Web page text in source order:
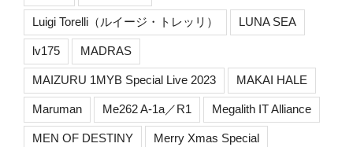
Luigi Torelli（ルイージ・トレッリ） LUNA SEA
lv175 MADRAS
MAIZURU 1MYB Special Live 2023 MAKAI HALE
Maruman Me262 A-1a／R1 Megalith IT Alliance
MEN OF DESTINY Merry Xmas Special